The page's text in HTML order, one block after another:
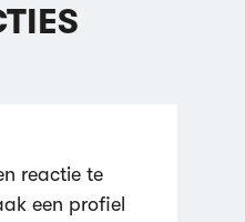
reactie te
een profiel